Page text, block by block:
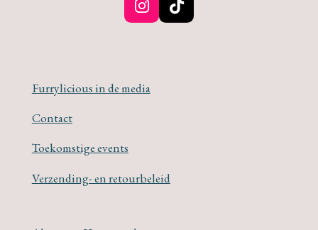
I
n
g
T
i
Furrylicious in de media
Contact
Toekomstige events
Verzending- en retourbeleid